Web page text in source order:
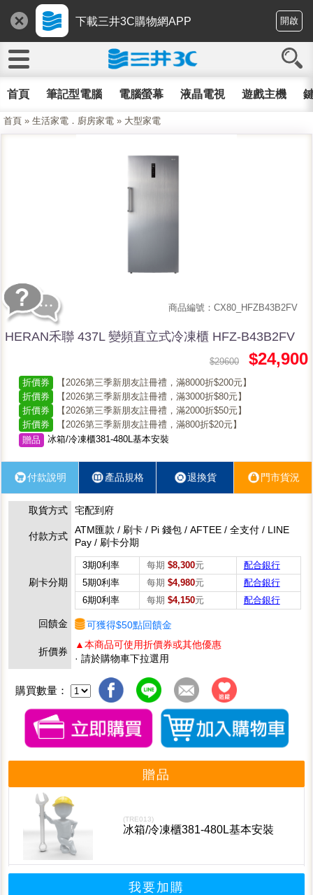
下載三井3C購物網APP 開啟
首頁 筆記型電腦 電腦螢幕 液晶電視 遊戲主機
首頁 » 生活家電．廚房家電 » 大型家電
商品編號：CX80_HFZB43B2FV
HERAN禾聯 437L 變頻直立式冷凍櫃 HFZ-B43B2FV
$29600 $24,900
折價券
【2026第三季新朋友註冊禮，滿8000折$200元】
折價券
【2026第三季新朋友註冊禮，滿3000折$80元】
折價券
【2026第三季新朋友註冊禮，滿2000折$50元】
折價券
【2026第三季新朋友註冊禮，滿800折$20元】
贈品
冰箱/冷凍櫃381-480L基本安裝
付款說明 產品規格 退換貨 門市貨況
取貨方式 宅配到府
付款方式
ATM匯款 / 刷卡 / Pi 錢包 / AFTEE / 全支付 / LINE
Pay / 刷卡分期
刷卡分期
3期0利率 每期 $8,300元
配合銀行
5期0利率
每期 $4,980元
配合銀行
6期0利率
每期 $4,150元 配合銀行
回饋金 可獲得$50點回饋金
折價券
▲本商品可使用折價券或其他優惠
· 請於購物車下拉選用
購買數量：
贈品
(TRE013)
冰箱/冷凍櫃381-480L基本安裝
我要加購